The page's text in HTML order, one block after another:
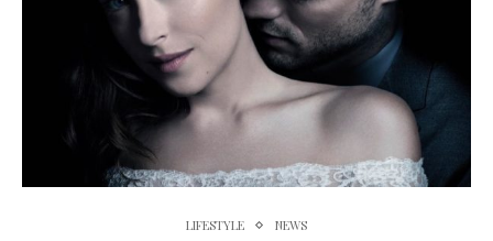
LIFESTYLE NEWS